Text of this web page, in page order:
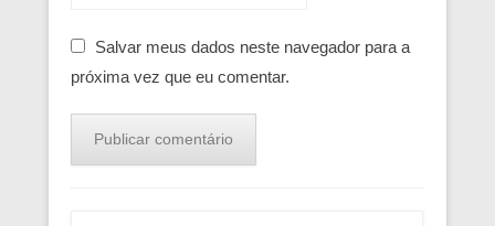
Salvar meus dados neste navegador para a
próxima vez que eu comentar.